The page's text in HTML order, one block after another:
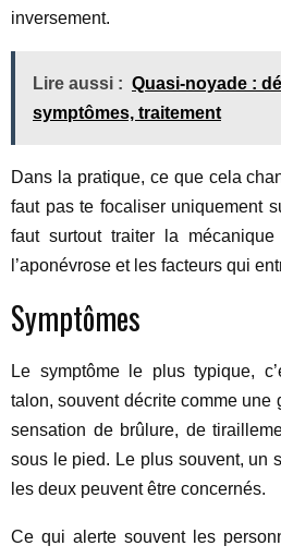
inversement.
Lire aussi : Quasi-noyade :
symptômes, traitement
Dans la pratique, ce que cela
faut pas te focaliser uniquement
faut surtout traiter la
l’aponévrose et les facteurs qui
Symptômes
Le symptôme le plus typique,
talon, souvent décrite comme une
sensation de brûlure, de
sous le pied. Le plus souvent, un
les deux peuvent être concernés.
Ce qui alerte souvent les